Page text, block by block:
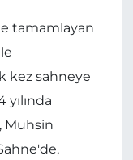
tamamlayan
kez sahneye
yılında
Muhsin